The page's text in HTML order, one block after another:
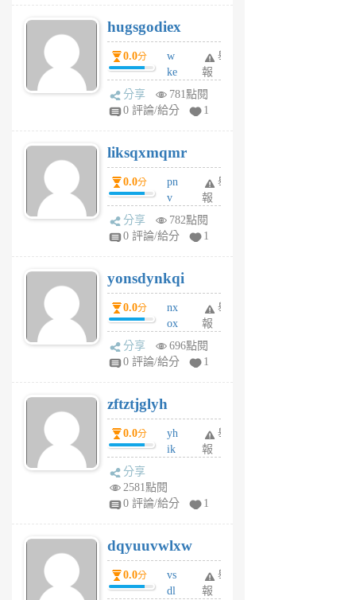
6
個
月
前
hugsgodiex
0.0分
w
ke
rv
pj
6
個
月
前
舉
報
分享
781點閱
0 評論/給分
1
liksqxmqmr
0.0分
pn
v
wt
sv
6
個
月
前
舉
報
分享
782點閱
0 評論/給分
1
yonsdynkqi
0.0分
nx
ox
rh
pe
月
前
舉
報
分享
696點閱
0 評論/給分
1
zftztjglyh
0.0分
yh
ik
tu
6
個
月
前
舉
報
分享
2581點閱
0 評論/給分
1
dqyuuvwlxw
0.0分
vs
dl
舉
報